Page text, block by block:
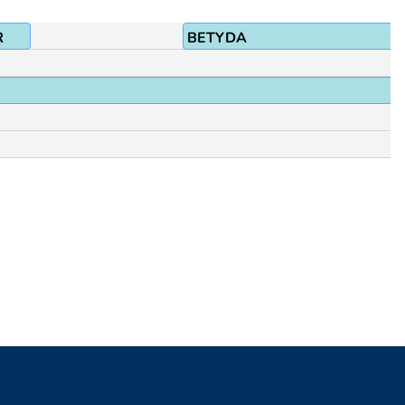
BETYDA